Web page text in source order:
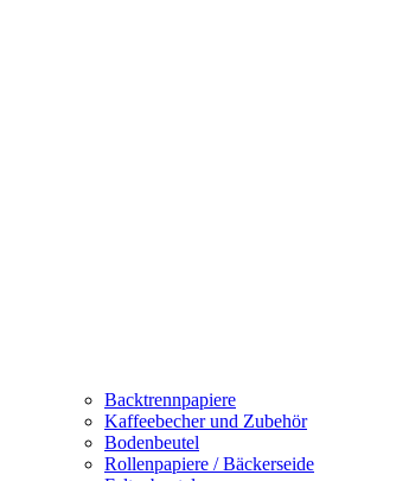
Backtrennpapiere
Kaffeebecher und Zubehör
Bodenbeutel
Rollenpapiere / Bäckerseide